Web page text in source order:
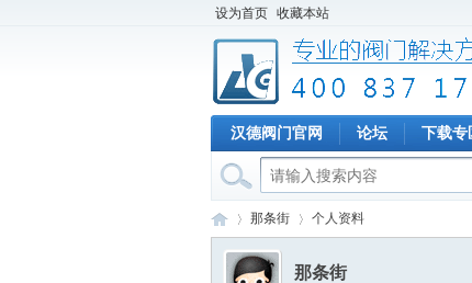
设为首页 收藏本站
汉德阀门官网 论坛 下载专
那条街 个人资料
那条街